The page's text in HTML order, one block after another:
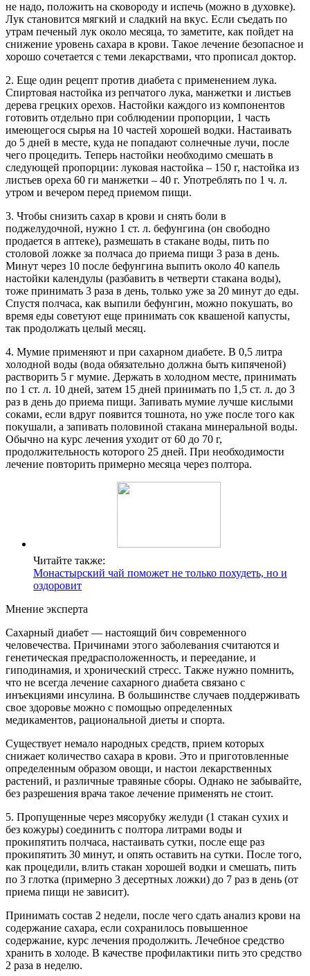
не надо, положить на сковороду и испечь (можно в духовке).
Лук становится мягкий и сладкий на вкус. Если съедать по
утрам печеный лук около месяца, то заметите, как пойдет на
снижение уровень сахара в крови. Такое лечение безопасное и
хорошо сочетается с теми лекарствами, что прописал доктор.
2. Еще один рецепт против диабета с применением лука.
Спиртовая настойка из репчатого лука, манжетки и листьев
дерева грецких орехов. Настойки каждого из компонентов
готовить отдельно при соблюдении пропорции, 1 часть
имеющегося сырья на 10 частей хорошей водки. Настаивать
до 5 дней в месте, куда не попадают солнечные лучи, после
чего процедить. Теперь настойки необходимо смешать в
следующей пропорции: луковая настойка – 150 г, настойка из
листьев ореха 60 ги манжетки – 40 г. Употреблять по 1 ч. л.
утром и вечером перед приемом пищи.
3. Чтобы снизить сахар в крови и снять боли в
поджелудочной, нужно 1 ст. л. бефунгина (он свободно
продается в аптеке), размешать в стакане воды, пить по
столовой ложке за полчаса до приема пищи 3 раза в день.
Минут через 10 после бефунгина выпить около 40 капель
настойки календулы (разбавить в четверти стакана воды),
тоже принимать 3 раза в день, только уже за 20 минут до еды.
Спустя полчаса, как выпили бефунгин, можно покушать, во
время еды советуют еще принимать сок квашеной капусты,
так продолжать целый месяц.
4. Мумие применяют и при сахарном диабете. В 0,5 литра
холодной воды (вода обязательно должна быть кипяченой)
растворить 5 г мумие. Держать в холодном месте, принимать
по 1 ст. л. 10 дней, затем 15 дней принимать по 1,5 ст. л. до 3
раз в день до приема пищи. Запивать мумие лучше кислыми
соками, если вдруг появится тошнота, но уже после того как
покушали, а запивать половиной стакана минеральной воды.
Обычно на курс лечения уходит от 60 до 70 г,
продолжительность которого 25 дней. При необходимости
лечение повторить примерно месяца через полтора.
Читайте также:
Монастырский чай поможет не только похудеть, но и
оздоровит
Мнение эксперта
Сахарный диабет — настоящий бич современного
человечества. Причинами этого заболевания считаются и
генетическая предрасположенность, и переедание, и
гиподинамия, и хронический стресс. Также нужно помнить,
что не всегда лечение сахарного диабета связано с
инъекциями инсулина. В большинстве случаев поддерживать
свое здоровье можно с помощью определенных
медикаментов, рациональной диеты и спорта.
Существует немало народных средств, прием которых
снижает количество сахара в крови. Это и приготовленные
определенным образом овощи, и настои лекарственных
растений, и различные травяные сборы. Однако не забывайте,
без разрешения врача такое лечение применять не стоит.
5. Пропущенные через мясорубку желуди (1 стакан сухих и
без кожуры) соединить с полтора литрами воды и
прокипятить полчаса, настаивать сутки, после еще раз
прокипятить 30 минут, и опять оставить на сутки. После того,
как процедили, влить стакан хорошей водки и смешать, пить
по 3 глотка (примерно 3 десертных ложки) до 7 раз в день (от
приема пищи не зависит).
Принимать состав 2 недели, после чего сдать анализ крови на
содержание сахара, если сохранилось повышенное
содержание, курс лечения продолжить. Лечебное средство
хранить в холоде. В качестве профилактики пить это средство
2 раза в неделю.